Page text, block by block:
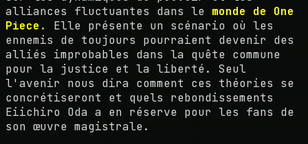
alliances fluctuantes dans le monde de One
Piece . Elle présente un scénario où les
ennemis de toujours pourraient devenir des
alliés improbables dans la quête commune
pour la justice et la liberté. Seul
l'avenir nous dira comment ces théories se
concrétiseront et quels rebondissements
Eiichiro Oda a en réserve pour les fans de
son œuvre magistrale.